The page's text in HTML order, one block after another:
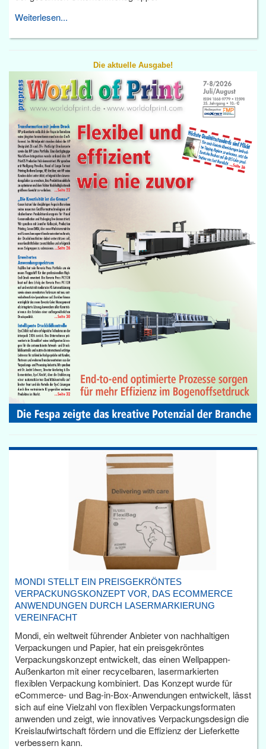
Weiterlesen...
Die aktuelle Ausgabe!
MONDI STELLT EIN PREISGEKRÖNTES
VERPACKUNGSKONZEPT VOR, DAS ECOMMERCE
ANWENDUNGEN DURCH LASERMARKIERUNG
VEREINFACHT
Mondi, ein weltweit führender Anbieter von nachhaltigen
Verpackungen und Papier, hat ein preisgekröntes
Verpackungskonzept entwickelt, das einen Wellpappen-
Außenkarton mit einer recycelbaren, lasermarkierten
flexiblen Verpackung kombiniert. Das Konzept wurde für
eCommerce- und Bag-in-Box-Anwendungen entwickelt, lässt
sich auf eine Vielzahl von flexiblen Verpackungsformaten
anwenden und zeigt, wie innovatives Verpackungsdesign die
Kreislaufwirtschaft fördern und die Effizienz der Lieferkette
verbessern kann.